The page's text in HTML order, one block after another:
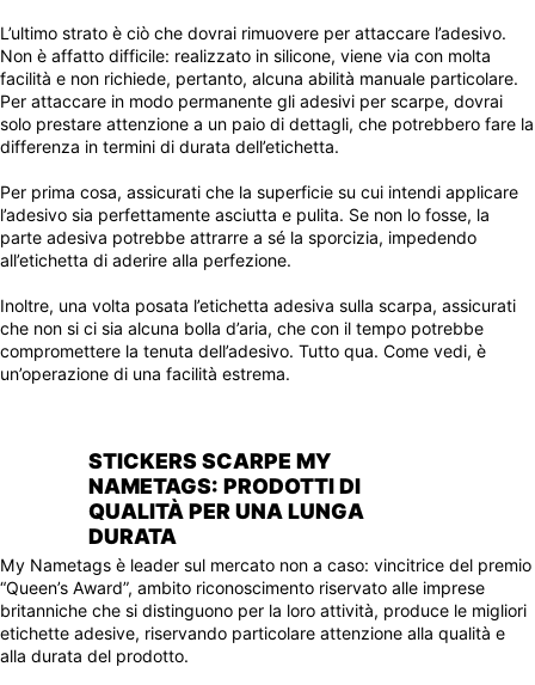
L’ultimo strato è ciò che dovrai rimuovere per attaccare l’adesivo.
Non è affatto difficile: realizzato in silicone, viene via con molta
facilità e non richiede, pertanto, alcuna abilità manuale particolare.
Per attaccare in modo permanente gli adesivi per scarpe, dovrai
solo prestare attenzione a un paio di dettagli, che potrebbero fare la
differenza in termini di durata dell’etichetta.
Per prima cosa, assicurati che la superficie su cui intendi applicare
l’adesivo sia perfettamente asciutta e pulita. Se non lo fosse, la
parte adesiva potrebbe attrarre a sé la sporcizia, impedendo
all’etichetta di aderire alla perfezione.
Inoltre, una volta posata l’etichetta adesiva sulla scarpa, assicurati
che non si ci sia alcuna bolla d’aria, che con il tempo potrebbe
compromettere la tenuta dell’adesivo. Tutto qua. Come vedi, è
un’operazione di una facilità estrema.
STICKERS SCARPE MY
NAMETAGS: PRODOTTI DI
QUALITÀ PER UNA LUNGA
DURATA
My Nametags è leader sul mercato non a caso: vincitrice del premio
“Queen’s Award”, ambito riconoscimento riservato alle imprese
britanniche che si distinguono per la loro attività, produce le migliori
etichette adesive, riservando particolare attenzione alla qualità e
alla durata del prodotto.